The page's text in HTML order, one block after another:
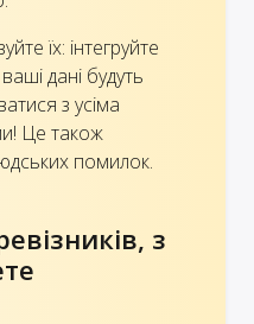
їх: інтегруйте
дані будуть
з усіма
Це також
помилок.
з